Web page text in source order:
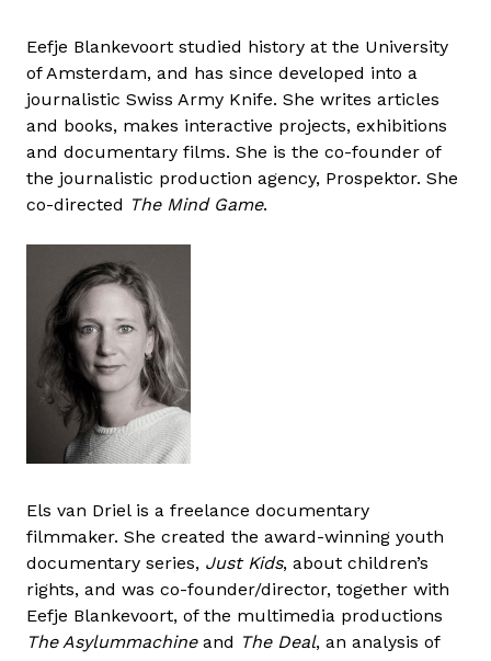
Eefje Blankevoort studied history at the University
of Amsterdam, and has since developed into a
journalistic Swiss Army Knife. She writes articles
and books, makes interactive projects, exhibitions
and documentary films. She is the co-founder of
the journalistic production agency, Prospektor. She
co-directed The Mind Game.
Els van Driel is a freelance documentary
filmmaker. She created the award-winning youth
documentary series, Just Kids, about children’s
rights, and was co-founder/director, together with
Eefje Blankevoort, of the multimedia productions
The Asylummachineand The Deal, an analysis of